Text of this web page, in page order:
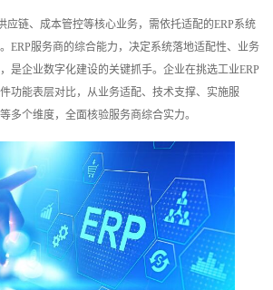
应链、成本管控等核心业务，需依托适配的ERP系统
ERP服务商的综合能力，决定系统落地适配性、业务
是企业数字化建设的关键抓手。企业在挑选工业ERP
功能表层对比，从业务适配、技术支撑、实施服
多个维度，全面核验服务商综合实力。